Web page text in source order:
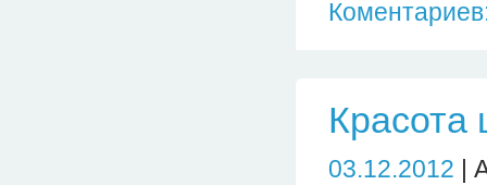
Красота
03.12.2012 |